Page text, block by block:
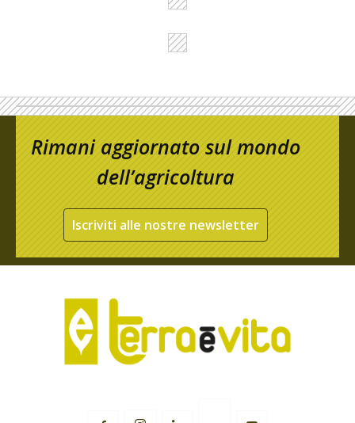
Rimani aggiornato sul mondo
dell’agricoltura
Iscriviti alle nostre newsletter